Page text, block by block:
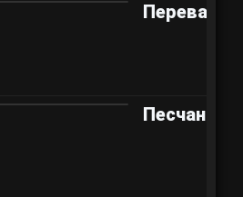
Перевал
Песчаная